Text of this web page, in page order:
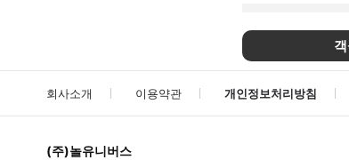
회사소개 이용약관 개인정보처리방침
(주)놀유니버스